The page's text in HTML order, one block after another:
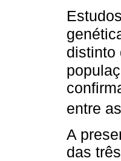
distinto
entre
A
das